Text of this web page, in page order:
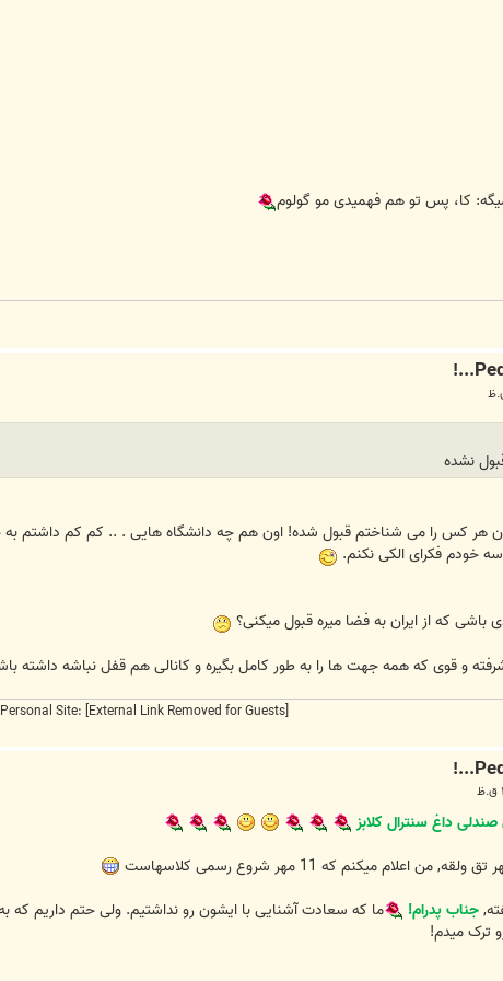
میگه: کا، پس تو هم فهمیدی مو گولوم
هر کس را می شناختم قبول شده! اون هم چه دانشگاه هایی . .. کم کم داشتم به
خودم فکرای الکی نکنم.
Personal Site: [External Link Removed for Guests]
جناب پدرام!
ترک میدم!